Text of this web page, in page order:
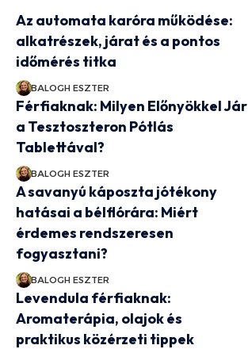
Az automata karóra működése:
alkatrészek, járat és a pontos
időmérés titka
BALOGH ESZTER
Férfiaknak: Milyen Előnyökkel Jár
a Tesztoszteron Pótlás
Tablettával?
BALOGH ESZTER
A savanyú káposzta jótékony
hatásai a bélflórára: Miért
érdemes rendszeresen
fogyasztani?
BALOGH ESZTER
Levendula férfiaknak:
Aromaterápia, olajok és
praktikus közérzeti tippek